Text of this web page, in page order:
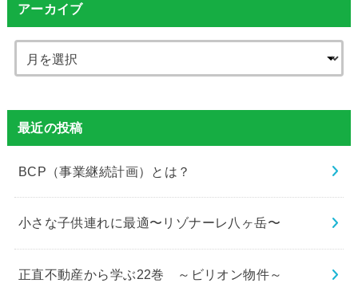
アーカイブ
最近の投稿
BCP（事業継続計画）とは？
小さな子供連れに最適〜リゾナーレ八ヶ岳〜
正直不動産から学ぶ22巻 ～ビリオン物件～